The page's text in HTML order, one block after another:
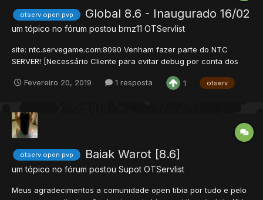
otserv open pvp Global 8.6 - Inaugurado 16/02
um tópico no fórum postou brnz11 OTServlist
site: ntc.servegame.com:8090 Venham fazer parte do NTC
SERVER! [Necessário Cliente para evitar debug por conta dos
xp a mais por ser VIP +Quests exclusivas; Incluindo: VIP BOOTS
Fevereiro 20, 2019 1 resposta 1 otserv
otserv open pvp Baiak Warot [8.6]
um tópico no fórum postou Supot OTServlist
Meus agradecimentos a comunidade open tibia por tudo e pelo